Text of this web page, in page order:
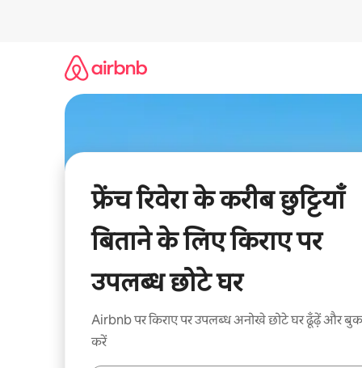
फ्रेंच रिवेरा के करीब छुट्टियाँ
बिताने के लिए किराए पर
उपलब्ध छोटे घर
Airbnb पर किराए पर उपलब्ध अनोखे छोटे घर ढूँढ़ें और बुक
करें